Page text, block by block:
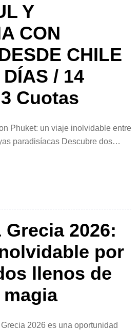
Y
CON
CHILE
/ 14
Cuotas
Phuket: un viaje inolvidable entre
paradisíacas Descubre dos
solo viaje diseñado para
auténticas, cultura milenaria,
con lo […]
2026:
por
llenos de
2026 es una oportunidad